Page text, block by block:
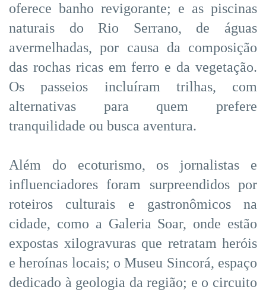
oferece banho revigorante; e as piscinas
naturais do Rio Serrano, de águas
avermelhadas, por causa da composição
das rochas ricas em ferro e da vegetação.
Os passeios incluíram trilhas, com
alternativas para quem prefere
tranquilidade ou busca aventura.
Além do ecoturismo, os jornalistas e
influenciadores foram surpreendidos por
roteiros culturais e gastronômicos na
cidade, como a Galeria Soar, onde estão
expostas xilogravuras que retratam heróis
e heroínas locais; o Museu Sincorá, espaço
dedicado à geologia da região; e o circuito